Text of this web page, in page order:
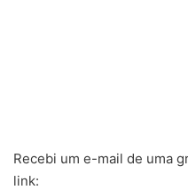
Recebi um e-mail de uma
link: